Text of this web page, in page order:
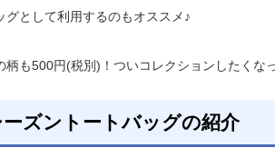
グとして利用するのもオススメ♪
柄も500円(税別)！ついコレクションしたくな
ズントートバッグの紹介